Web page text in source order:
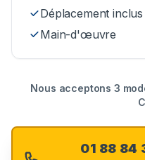
Déplacement inclus
Main-d'œuvre
Nous acceptons 3
01 88 84